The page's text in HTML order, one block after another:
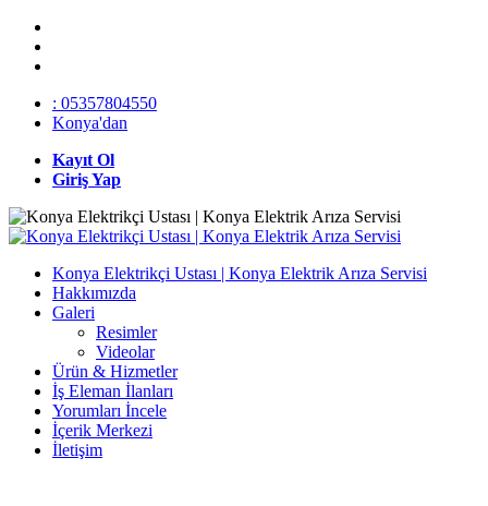
: 05357804550
Konya'dan
Kayıt Ol
Giriş Yap
Konya Elektrikçi Ustası | Konya Elektrik Arıza Servisi
Hakkımızda
Galeri
Resimler
Videolar
Ürün & Hizmetler
İş Eleman İlanları
Yorumları İncele
İçerik Merkezi
İletişim